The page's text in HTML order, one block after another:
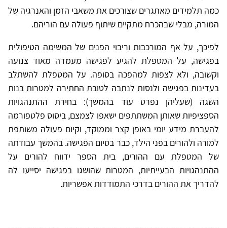
כמה תלמידים מאתגרים שצורכים את משאבי הזמן והאנרגיה של
המורה, מבלי שבהכרח מתקיים שיתוף פעולה עם הוריהם.
לפיכך, על אף המורכבות וריבוי הפנים של המשימה הטיפולית
בפגישה, על המטפלת להגיע לפגישה מעמדה מאוד צנועה
וקשובה, ולא לצפות למהפכה בסופה. על המטפלת להשתלב
בעדינות בפגישה ולנסות לנתבה לטובת החתירה למטרות בנות
השגה (שעליהן נפרט עוד בהמשך): בחירת ההתנהגויות
הספציפיות שאותן המשתתפים ישאפו לצמצם, ביסוס פלטפורמה
להעברת מידע יומי באופן קצר וממוקד, וקיום פעולה משותפת
למורה ולהורים בפני הילד, כבר בסיום הפגישה. בהמשך עבודתה
של המטפלת עם ההורים, בית הספר ידווח להורים על
ההתנהגויות הבעייתיות, המטרות שהושגו בפגישה יסייעו לה
להדריך את ההורים בדרכי התמודדות אפשריות.